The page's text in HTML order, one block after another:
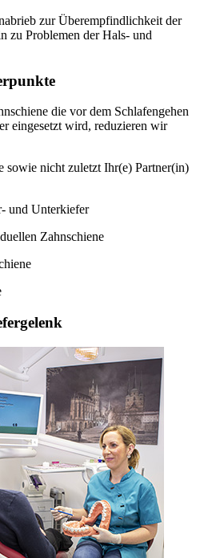
zur Überempfindlichkeit der
zu Problemen der Hals- und
die vor dem Schlafengehen
eingesetzt wird, reduzieren wir
sowie nicht zuletzt Ihr(e) Partner(in)
und Unterkiefer
Zahnschiene